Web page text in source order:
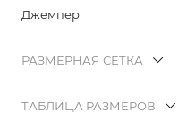
Джемпер
РАЗМЕРНАЯ СЕТКА
ТАБЛИЦА РАЗМЕРОВ